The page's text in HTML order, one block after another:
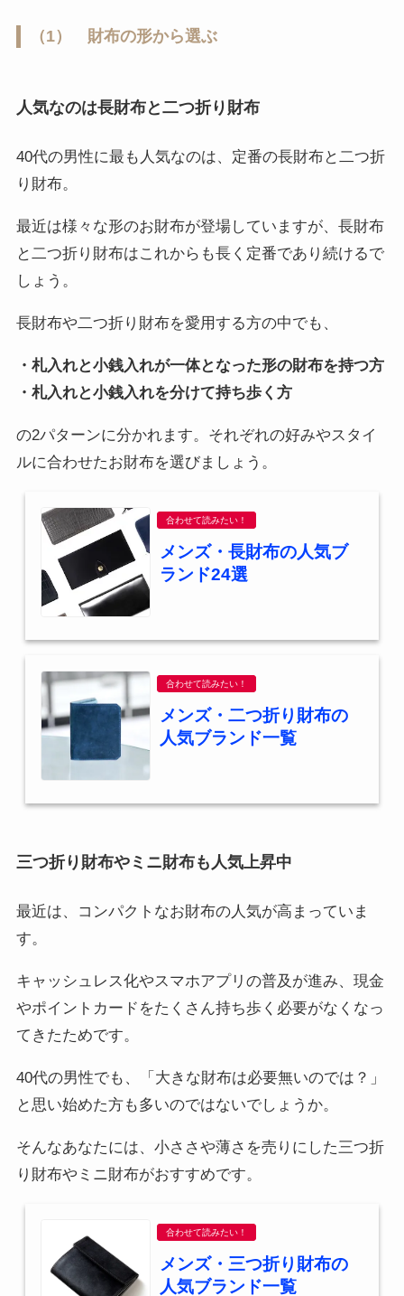
（1） 財布の形から選ぶ
人気なのは長財布と二つ折り財布
40代の男性に最も人気なのは、定番の長財布と二つ折
り財布。
最近は様々な形のお財布が登場していますが、長財布
と二つ折り財布はこれからも長く定番であり続けるで
しょう。
長財布や二つ折り財布を愛用する方の中でも、
・札入れと小銭入れが一体となった形の財布を持つ方
・札入れと小銭入れを分けて持ち歩く方
の2パターンに分かれます。それぞれの好みやスタイ
ルに合わせたお財布を選びましょう。
合わせて読みたい！
メンズ・長財布の人気ブ
ランド24選
合わせて読みたい！
メンズ・二つ折り財布の
人気ブランド一覧
三つ折り財布やミニ財布も人気上昇中
最近は、コンパクトなお財布の人気が高まっていま
す。
キャッシュレス化やスマホアプリの普及が進み、現金
やポイントカードをたくさん持ち歩く必要がなくなっ
てきたためです。
40代の男性でも、「大きな財布は必要無いのでは？」
と思い始めた方も多いのではないでしょうか。
そんなあなたには、小ささや薄さを売りにした三つ折
り財布やミニ財布がおすすめです。
合わせて読みたい！
メンズ・三つ折り財布の
人気ブランド一覧